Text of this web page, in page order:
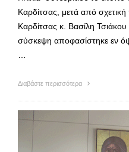
Καρδίτσας, μετά από
Καρδίτσας κ. Βασίλη
σύσκεψη αποφασίστηκε εν
Διαβάστε περισσότερα